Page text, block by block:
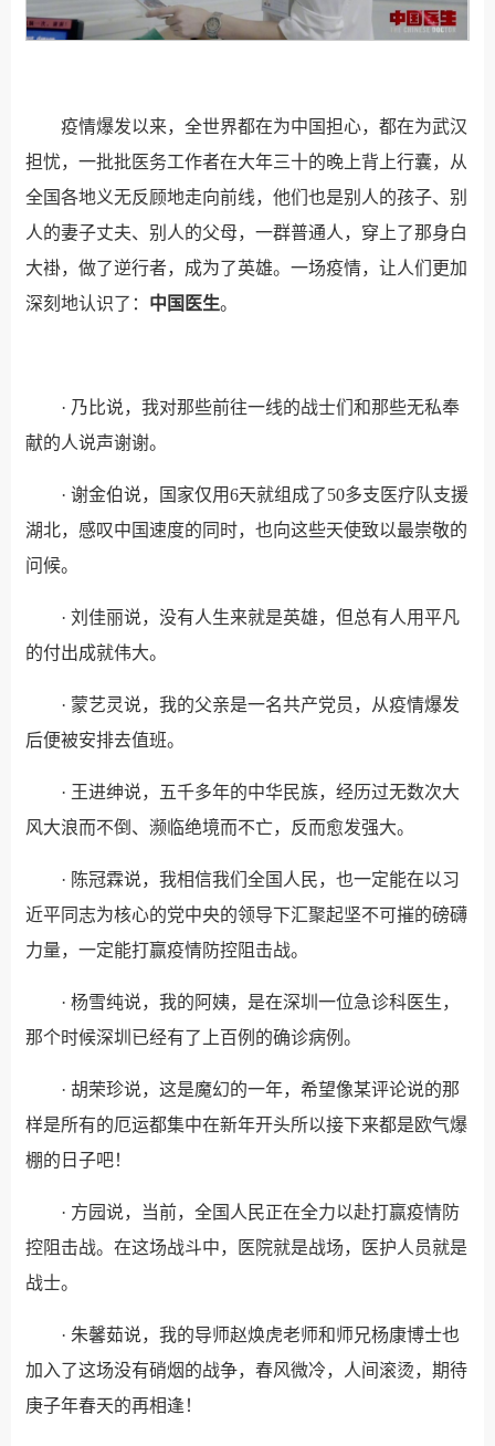
疫情爆发以来，全世界都在为中国担心，都在为武汉
担忧，一批批医务工作者在大年三十的晚上背上行囊，从
全国各地义无反顾地走向前线，他们也是别人的孩子、别
人的妻子丈夫、别人的父母，一群普通人，穿上了那身白
大褂，做了逆行者，成为了英雄。一场疫情，让人们更加
深刻地认识了： 中国医生。
· 乃比说，我对那些前往一线的战士们和那些无私奉
献的人说声谢谢。
· 谢金伯说，国家仅用6天就组成了50多支医疗队支援
湖北，感叹中国速度的同时，也向这些天使致以最崇敬的
问候。
· 刘佳丽说，没有人生来就是英雄，但总有人用平凡
的付出成就伟大。
· 蒙艺灵说，我的父亲是一名共产党员，从疫情爆发
后便被安排去值班。
· 王进绅说，五千多年的中华民族，经历过无数次大
风大浪而不倒、濒临绝境而不亡，反而愈发强大。
· 陈冠霖说，我相信我们全国人民，也一定能在以习
近平同志为核心的党中央的领导下汇聚起坚不可摧的磅礴
力量，一定能打赢疫情防控阻击战。
· 杨雪纯说，我的阿姨，是在深圳一位急诊科医生，
那个时候深圳已经有了上百例的确诊病例。
· 胡荣珍说，这是魔幻的一年，希望像某评论说的那
样是所有的厄运都集中在新年开头所以接下来都是欧气爆
棚的日子吧！
· 方园说，当前，全国人民正在全力以赴打赢疫情防
控阻击战。在这场战斗中，医院就是战场，医护人员就是
战士。
· 朱馨茹说，我的导师赵焕虎老师和师兄杨康博士也
加入了这场没有硝烟的战争，春风微冷，人间滚烫，期待
庚子年春天的再相逢！